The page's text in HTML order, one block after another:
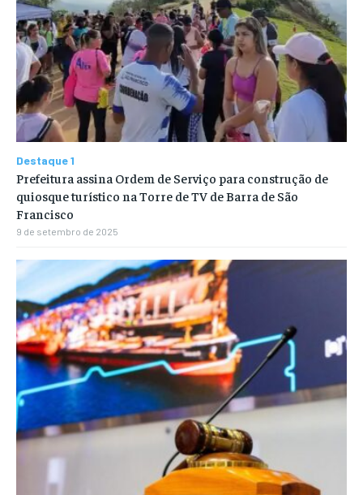
Destaque 1
Prefeitura assina Ordem de Serviço para construção de
quiosque turístico na Torre de TV de Barra de São
Francisco
9 de setembro de 2025